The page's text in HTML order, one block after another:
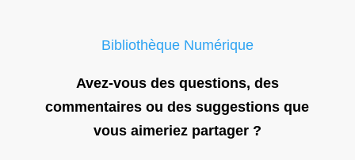
Bibliothèque Numérique
Avez-vous des questions, des
commentaires ou des suggestions que
vous aimeriez partager ?